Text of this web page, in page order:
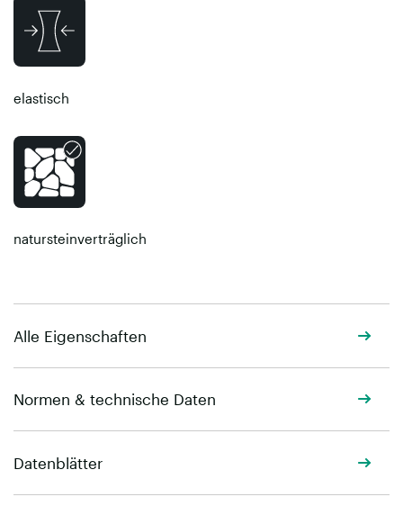
Alle Eigenschaften
Normen & technische Daten
Datenblätter
elastisch
natursteinverträglich